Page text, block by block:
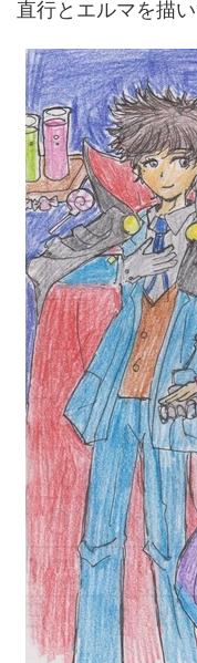
直行とエルマを描